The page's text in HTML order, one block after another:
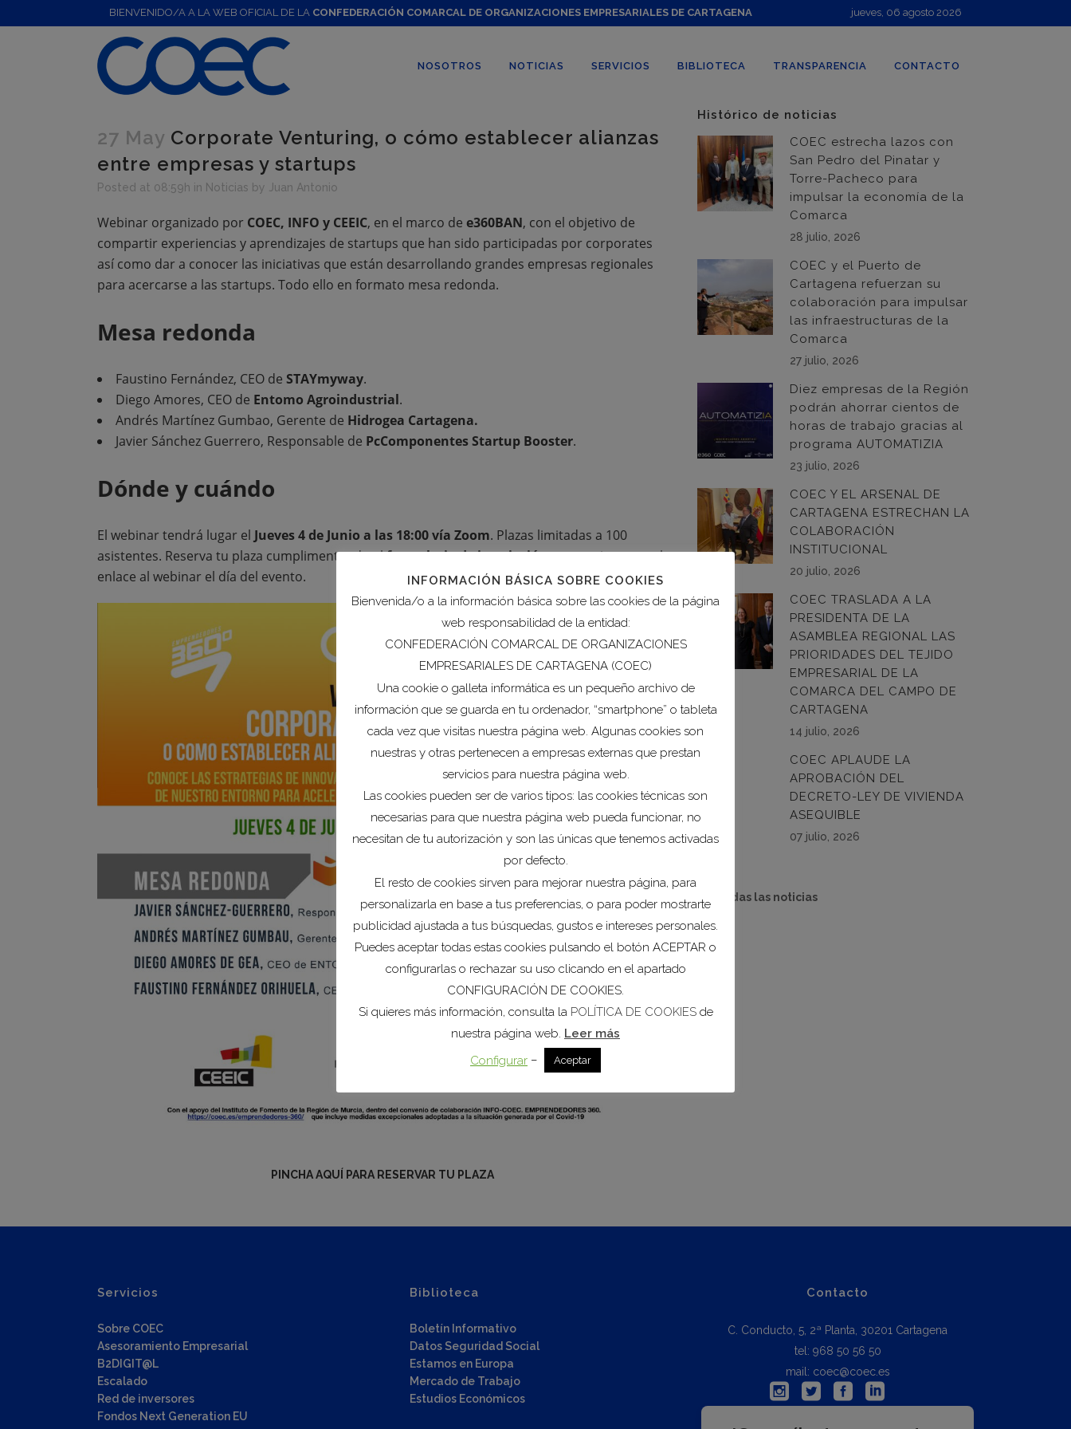
BIENVENIDO/A A LA WEB OFICIAL DE LA CONFEDERACIÓN COMARCAL DE ORGANIZACIONES EMPRESARIALES DE CARTAGENA jueves, 06 agosto 2026
NOSOTROS NOTICIAS SERVICIOS BIBLIOTECA TRANSPARENCIA CONTACTO
27 May Corporate Venturing, o cómo establecer alianzas
entre empresas y startups
Posted at 08:59h in Noticias by Juan Antonio
Webinar organizado por COEC, INFO y CEEIC, en el marco de e360BAN, con el objetivo de
compartir experiencias y aprendizajes de startups que han sido participadas por corporates
así como dar a conocer las iniciativas que están desarrollando grandes empresas regionales
para acercarse a las startups. Todo ello en formato mesa redonda.
Mesa redonda
Faustino Fernández, CEO de STAYmyway.
Diego Amores, CEO de Entomo Agroindustrial.
Andrés Martínez Gumbao, Gerente de Hidrogea Cartagena.
Javier Sánchez Guerrero, Responsable de PcComponentes Startup Booster.
Dónde y cuándo
El webinar tendrá lugar el Jueves 4 de Junio a las 18:00 vía Zoom. Plazas limitadas a 100
asistentes. Reserva tu plaza cumplimentando elformulario de inscripción, y te enviaremos el
enlace al webinar el día del evento.
PINCHA AQUÍ PARA RESERVAR TU PLAZA
Histórico de noticias
COEC estrecha lazos con
San Pedro del Pinatar y
Torre-Pacheco para
impulsar la economía de la
Comarca
28 julio, 2026
COEC y el Puerto de
Cartagena refuerzan su
colaboración para impulsar
las infraestructuras de la
Comarca
27 julio, 2026
Diez empresas de la Región
podrán ahorrar cientos de
horas de trabajo gracias al
programa AUTOMATIZIA
23 julio, 2026
COEC Y EL ARSENAL DE
CARTAGENA ESTRECHAN LA
COLABORACIÓN
INSTITUCIONAL
20 julio, 2026
COEC TRASLADA A LA
PRESIDENTA DE LA
ASAMBLEA REGIONAL LAS
PRIORIDADES DEL TEJIDO
EMPRESARIAL DE LA
COMARCA DEL CAMPO DE
CARTAGENA
14 julio, 2026
COEC APLAUDE LA
APROBACIÓN DEL
DECRETO-LEY DE VIVIENDA
ASEQUIBLE
07 julio, 2026
Ver todas las noticias
Servicios
Sobre COEC
Asesoramiento Empresarial
B2DIGIT@L
Escalado
Red de inversores
Fondos Next Generation EU
Biblioteca
Boletín Informativo
Datos Seguridad Social
Estamos en Europa
Mercado de Trabajo
Estudios Económicos
Contacto
C. Conducto, 5, 2ª Planta, 30201 Cartagena
tel: 968 50 56 50
mail: coec@coec.es
INFORMACIÓN BÁSICA SOBRE COOKIES
Bienvenida/o a la información básica sobre las cookies de la página
web responsabilidad de la entidad:
CONFEDERACIÓN COMARCAL DE ORGANIZACIONES
EMPRESARIALES DE CARTAGENA (COEC)
Una cookie o galleta informática es un pequeño archivo de
información que se guarda en tu ordenador, “smartphone” o tableta
cada vez que visitas nuestra página web. Algunas cookies son
nuestras y otras pertenecen a empresas externas que prestan
servicios para nuestra página web.
Las cookies pueden ser de varios tipos: las cookies técnicas son
necesarias para que nuestra página web pueda funcionar, no
necesitan de tu autorización y son las únicas que tenemos activadas
por defecto.
El resto de cookies sirven para mejorar nuestra página, para
personalizarla en base a tus preferencias, o para poder mostrarte
publicidad ajustada a tus búsquedas, gustos e intereses personales.
Puedes aceptar todas estas cookies pulsando el botón ACEPTAR o
configurarlas o rechazar su uso clicando en el apartado
CONFIGURACIÓN DE COOKIES.
Si quieres más información, consulta la POLÍTICA DE COOKIESde
nuestra página web. Leer más
Configurar – Aceptar